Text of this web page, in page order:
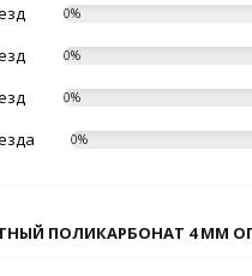
0%
0%
0%
0%
ПОЛИКАРБОНАТ 4 ММ